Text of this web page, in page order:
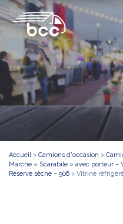
Accueil> Camions d'occasion >
Marché « Scarabile » avec porteur –
Réserve sèche – 906 > Vitrine